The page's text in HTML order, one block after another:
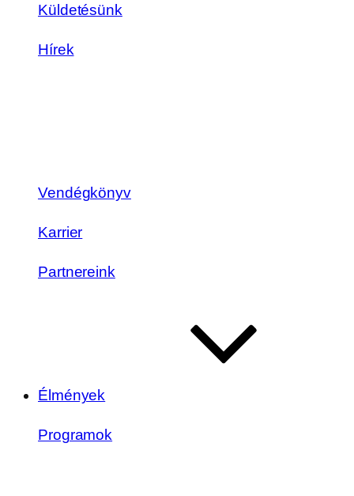
Küldetésünk
Hírek
Vendégkönyv
Karrier
Partnereink
Élmények
Programok